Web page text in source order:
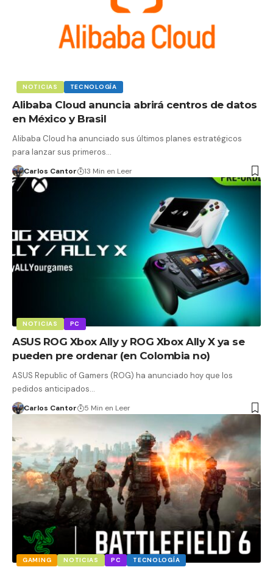
NOTICIAS TECNOLOGÍA
Alibaba Cloud anuncia abrirá centros de datos
en México y Brasil
Alibaba Cloud ha anunciado sus últimos planes estratégicos
para lanzar sus primeros…
Carlos Cantor 13 Min en Leer
NOTICIAS PC
ASUS ROG Xbox Ally y ROG Xbox Ally X ya se
pueden pre ordenar (en Colombia no)
ASUS Republic of Gamers (ROG) ha anunciado hoy que los
pedidos anticipados…
Carlos Cantor 5 Min en Leer
GAMING NOTICIAS PC TECNOLOGÍA